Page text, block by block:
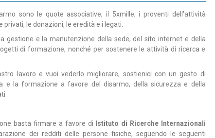
sono le quote associative, il 5xmille, i proventi dell'attività
le donazioni, le eredità e i legati.
gestione e la manutenzione della sede, del sito internet e della
di formazione, nonché per sostenere le attività di ricerca e
lavoro e vuoi vederlo migliorare, sostienici con un gesto di
e la formazione a favore del disarmo, della sicurezza e della
basta firmare a favore di I stituto di Ricerche Internazionali
dei redditi delle persone fisiche, seguendo le seguenti